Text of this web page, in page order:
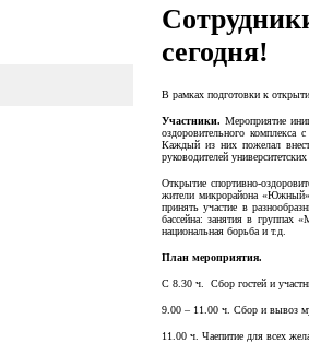
сегодня!
В рамках подготовки к
Участники. Мероприятие
оздоровительного
Каждый из них пожелал
руководителей
Открытие спортивно-
жители микрорайона
принять участие в
бассейна: занятия в группах
национальная борьба и т.д.
План мероприятия.
С 8.30 ч. Сбор гостей и
9.00 – 11.00 ч. Сбор и вывоз
11.00 ч. Чаепитие для всех